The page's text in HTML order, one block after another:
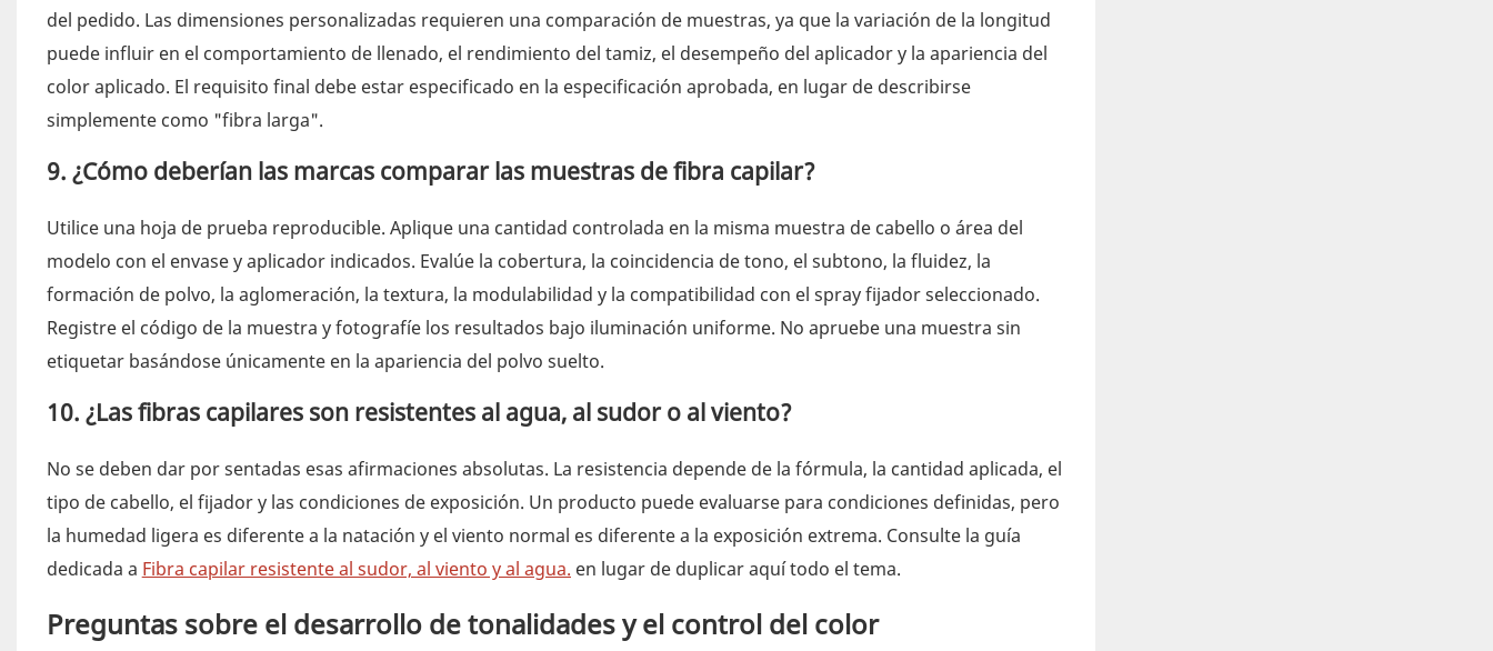
del pedido. Las dimensiones personalizadas requieren una comparación de muestras, ya que la variación de la longitud
puede influir en el comportamiento de llenado, el rendimiento del tamiz, el desempeño del aplicador y la apariencia del
color aplicado. El requisito final debe estar especificado en la especificación aprobada, en lugar de describirse
simplemente como "fibra larga".
9. ¿Cómo deberían las marcas comparar las muestras de fibra capilar?
Utilice una hoja de prueba reproducible. Aplique una cantidad controlada en la misma muestra de cabello o área del
modelo con el envase y aplicador indicados. Evalúe la cobertura, la coincidencia de tono, el subtono, la fluidez, la
formación de polvo, la aglomeración, la textura, la modulabilidad y la compatibilidad con el spray fijador seleccionado.
Registre el código de la muestra y fotografíe los resultados bajo iluminación uniforme. No apruebe una muestra sin
etiquetar basándose únicamente en la apariencia del polvo suelto.
10. ¿Las fibras capilares son resistentes al agua, al sudor o al viento?
No se deben dar por sentadas esas afirmaciones absolutas. La resistencia depende de la fórmula, la cantidad aplicada, el
tipo de cabello, el fijador y las condiciones de exposición. Un producto puede evaluarse para condiciones definidas, pero
la humedad ligera es diferente a la natación y el viento normal es diferente a la exposición extrema. Consulte la guía
dedicada a Fibra capilar resistente al sudor, al viento y al agua. en lugar de duplicar aquí todo el tema.
Preguntas sobre el desarrollo de tonalidades y el control del color